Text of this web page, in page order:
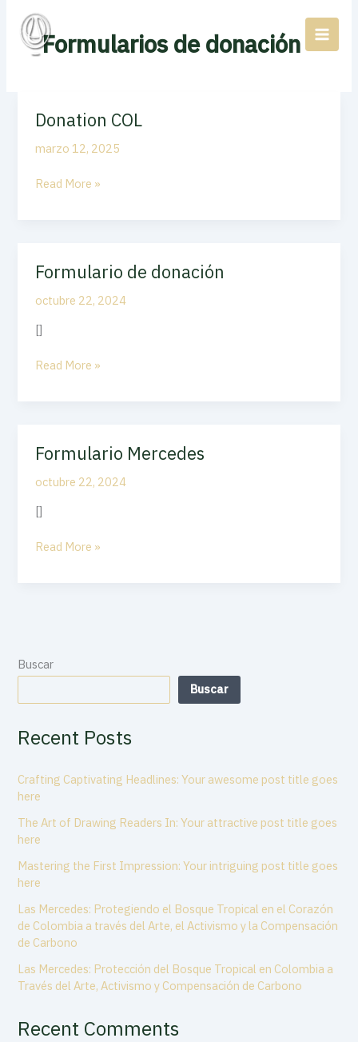
contenidoFormularios de donación
Donation COL
marzo 12, 2025
Donation
Read More »
Formulario de donación
octubre 22, 2024
[]
Formulario
donación
Read More »
Formulario Mercedes
octubre 22, 2024
[]
Formulario
Read More »
Buscar
Buscar
Recent Posts
Crafting Captivating Headlines: Your awesome post title goes
here
The Art of Drawing Readers In: Your attractive post title goes
here
Mastering the First Impression: Your intriguing post title goes
here
Las Mercedes: Protegiendo el Bosque Tropical en el Corazón
de Colombia a través del Arte, el Activismo y la Compensación
de Carbono
Las Mercedes: Protección del Bosque Tropical en Colombia a
Través del Arte, Activismo y Compensación de Carbono
Recent Comments